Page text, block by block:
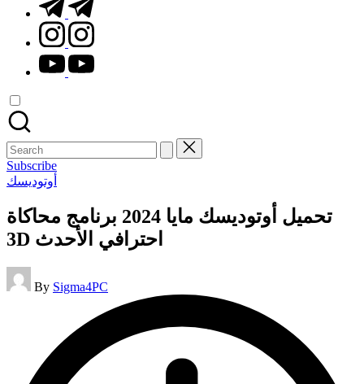
instagram.com
youtube.com
Search
for:
Subscribe
Posted
أوتوديسك
تحميل أوتوديسك مايا 2024 برنامج محاكاة
3D احترافي الأحدث
Posted
by
By Sigma4PC